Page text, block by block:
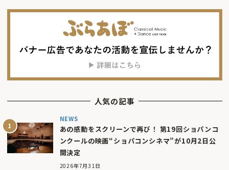
人気の記事
NEWS
あの感動をスクリーンで再び！ 第19回ショパンコ
ンクールの映画“ショパコンシネマ”が10月2日公
開決定
2026年7月31日